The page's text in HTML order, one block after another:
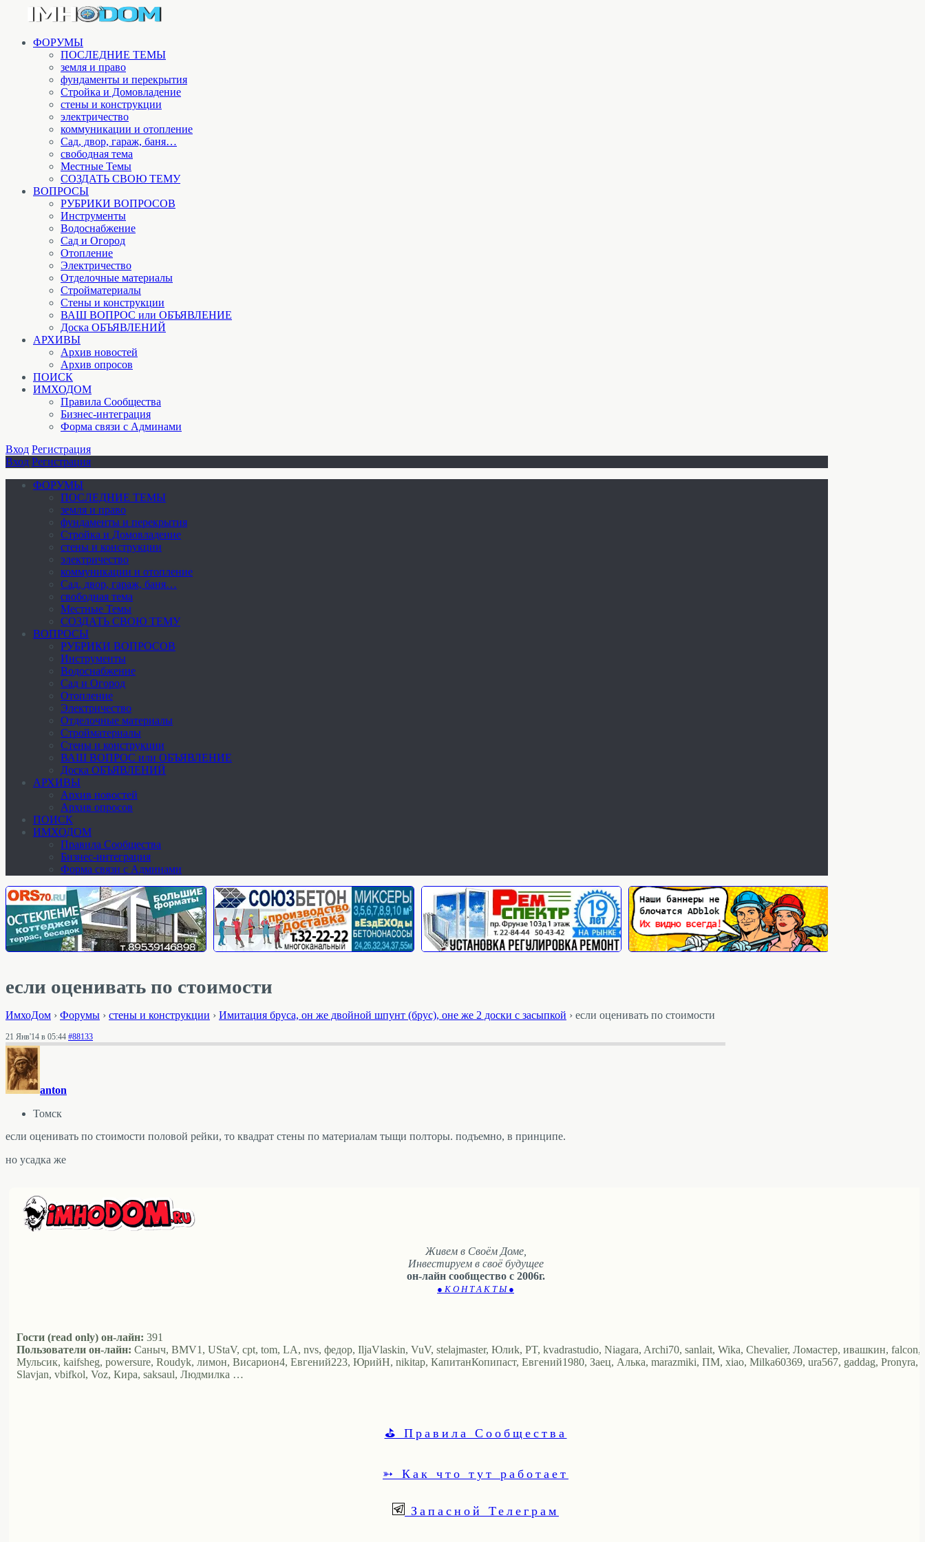
ФОРУМЫ
ПОСЛЕДНИЕ ТЕМЫ
земля и право
фундаменты и перекрытия
Стройка и Домовладение
стены и конструкции
электричество
коммуникации и отопление
Cад, двор, гараж, баня…
свободная тема
Местные Темы
СОЗДАТЬ СВОЮ ТЕМУ
ВОПРОСЫ
РУБРИКИ ВОПРОСОВ
Инструменты
Водоснабжение
Сад и Огород
Отопление
Электричество
Отделочные материалы
Стройматериалы
Стены и конструкции
ВАШ ВОПРОС или ОБЪЯВЛЕНИЕ
Доска ОБЪЯВЛЕНИЙ
АРХИВЫ
Архив новостей
Архив опросов
ПОИСК
ИМХОДОМ
Правила Сообщества
Бизнес-интеграция
Форма связи с Админами
Вход Регистрация
Вход Регистрация
ФОРУМЫ
ПОСЛЕДНИЕ ТЕМЫ
земля и право
фундаменты и перекрытия
Стройка и Домовладение
стены и конструкции
электричество
коммуникации и отопление
Cад, двор, гараж, баня…
свободная тема
Местные Темы
СОЗДАТЬ СВОЮ ТЕМУ
ВОПРОСЫ
РУБРИКИ ВОПРОСОВ
Инструменты
Водоснабжение
Сад и Огород
Отопление
Электричество
Отделочные материалы
Стройматериалы
Стены и конструкции
ВАШ ВОПРОС или ОБЪЯВЛЕНИЕ
Доска ОБЪЯВЛЕНИЙ
АРХИВЫ
Архив новостей
Архив опросов
ПОИСК
ИМХОДОМ
Правила Сообщества
Бизнес-интеграция
Форма связи с Админами
если оценивать по стоимости
ИмхоДом › Форумы › стены и конструкции › Имитация бруса, он же двойной шпунт (брус), оне же 2 доски с засыпкой › если оценивать по стоимости
21 Янв'14 в 05:44 #88133
anton
Томск
если оценивать по стоимости половой рейки, то квадрат стены по материалам тыщи полторы. подъемно, в принципе.
но усадка же
Живем в Своём Доме,
Инвестируем в своё будущее
он-лайн сообщество с 2006г.
● К О Н Т А К Т Ы ●
Гости (read only) он-лайн: 391
Пользователи он-лайн: Саныч, BMV1, UStaV, cpt, tom, LA, nvs, федор, IljaVlaskin, VuV, stelajmaster, Юлиk, PT, kvadrastudio, Niagara, Archi70, sanlait, Wika, Chevalier, Ломастер, ивашкин, falcon,
Мульсик, kaifsheg, powersure, Roudyk, лимон, Висариoн4, Евгений223, ЮрийН, nikitap, КапитанКопипаст, Евгений1980, Заец, Алька, marazmiki, ПМ, xiao, Milka60369, ura567, gaddag, Pronyra,
Slavjan, vbifkol, Voz, Кира, saksaul, Людмилка …
⛳ Правила Сообщества
➳ Как что тут работает
Запасной Телеграм